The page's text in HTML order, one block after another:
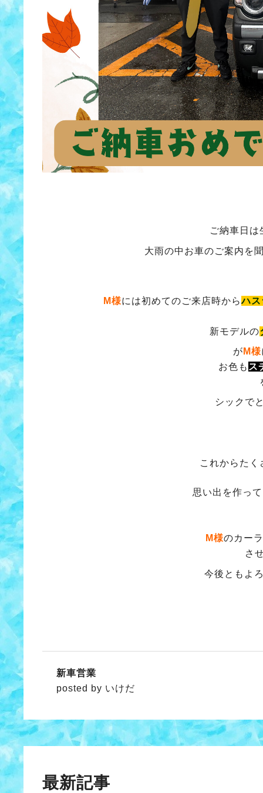
ご納車日は
大雨の中お車のご案内を
M様には初めてのご来店時からハ
新モデルの
が M様
お色も ス
シックで
これからたく
思い出を作っ
M様のカー
さ
今後ともよ
新車営業
posted by いけだ
最新記事